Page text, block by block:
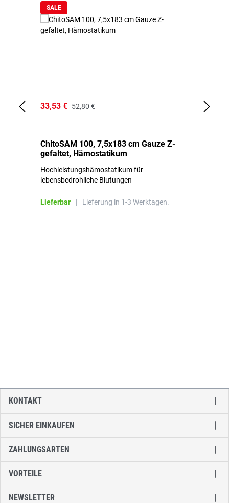
SALE
33,53 € 52,80 €
ChitoSAM 100, 7,5x183 cm Gauze Z-
gefaltet, Hämostatikum
Hochleistungshämostatikum für
lebensbedrohliche Blutungen
Lieferbar | Lieferung in 1-3 Werktagen.
SICHER EINKAUFEN
ZAHLUNGSARTEN
VORTEILE
NEWSLETTER
KONTAKT